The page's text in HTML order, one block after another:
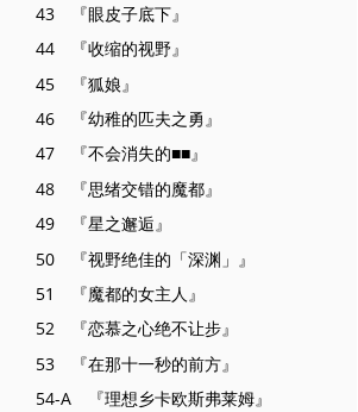
43 『眼皮子底下』
44 『收缩的视野』
45 『狐娘』
46 『幼稚的匹夫之勇』
47 『不会消失的■■』
48 『思绪交错的魔都』
49 『星之邂逅』
50 『视野绝佳的「深渊」』
51 『魔都的女主人』
52 『恋慕之心绝不让步』
53 『在那十一秒的前方』
54-A 『理想乡卡欧斯弗莱姆』